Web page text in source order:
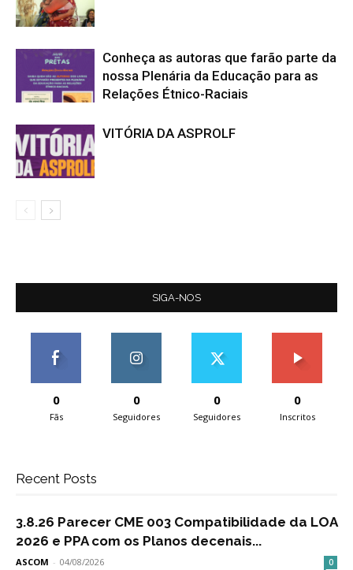
Conheça as autoras que farão parte da
nossa Plenária da Educação para as
Relações Étnico-Raciais
VITÓRIA DA ASPROLF
SIGA-NOS
0
Fãs
0
Seguidores
0
Seguidores
0
Inscritos
Recent Posts
3.8.26 Parecer CME 003 Compatibilidade da LOA
2026 e PPA com os Planos decenais...
ASCOM - 04/08/2026 0